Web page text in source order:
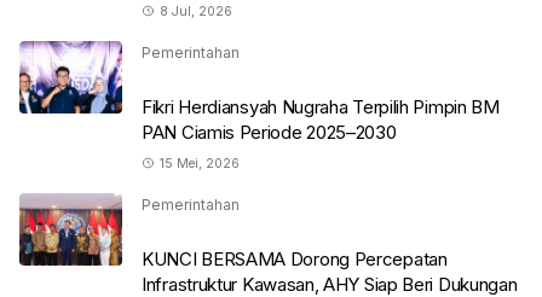
8 Jul, 2026
Pemerintahan
Fikri Herdiansyah Nugraha Terpilih Pimpin BM
PAN Ciamis Periode 2025–2030
15 Mei, 2026
Pemerintahan
KUNCI BERSAMA Dorong Percepatan
Infrastruktur Kawasan, AHY Siap Beri Dukungan